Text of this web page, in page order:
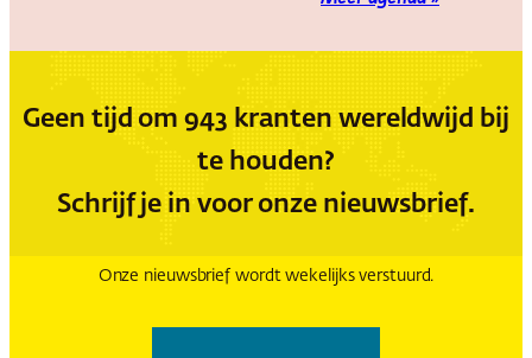
Geen tijd om 943 kranten wereldwijd bij
te houden?
Schrijf je in voor onze nieuwsbrief.
Onze nieuwsbrief wordt wekelijks verstuurd.